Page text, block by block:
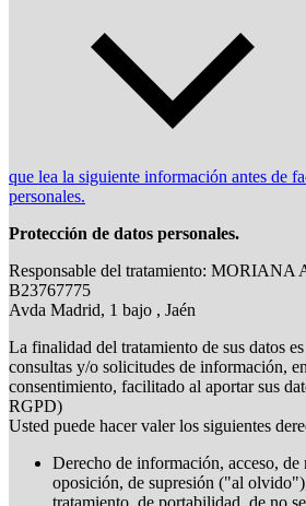
que lea la siguiente información antes de
personales.
Protección de datos personales.
Responsable del tratamiento: MORIANA
B23767775
Avda Madrid, 1 bajo , Jaén
La finalidad del tratamiento de sus datos es
consultas y/o solicitudes de información,
consentimiento, facilitado al aportar sus
RGPD)
Usted puede hacer valer los siguientes
Derecho de información, acceso,
oposición, de supresión ("al